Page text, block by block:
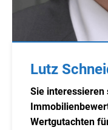
Lutz
Sie interessieren
Wertgutachten